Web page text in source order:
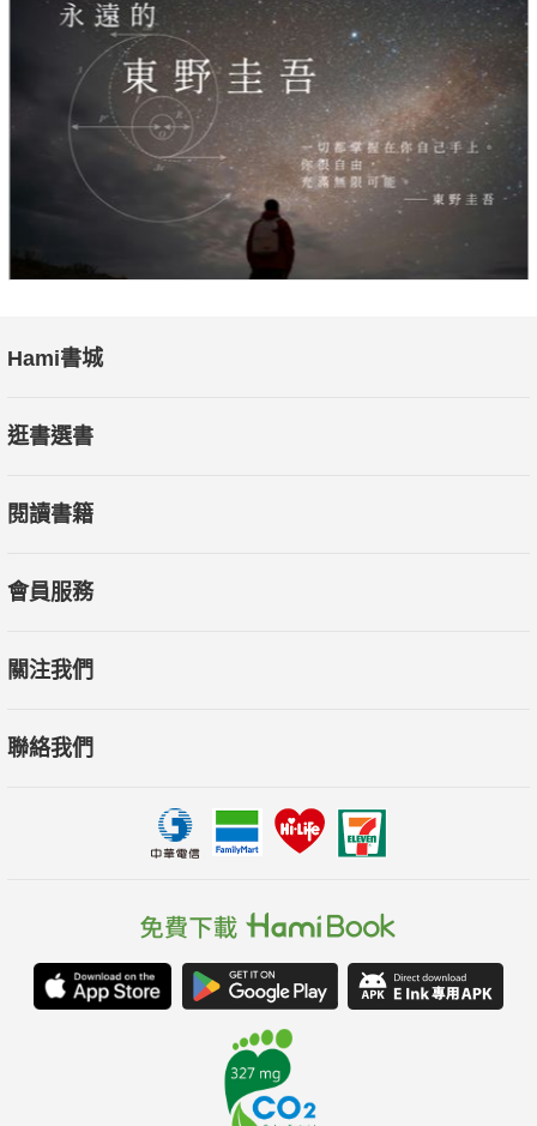
Hami書城
逛書選書
閱讀書籍
會員服務
關注我們
聯絡我們